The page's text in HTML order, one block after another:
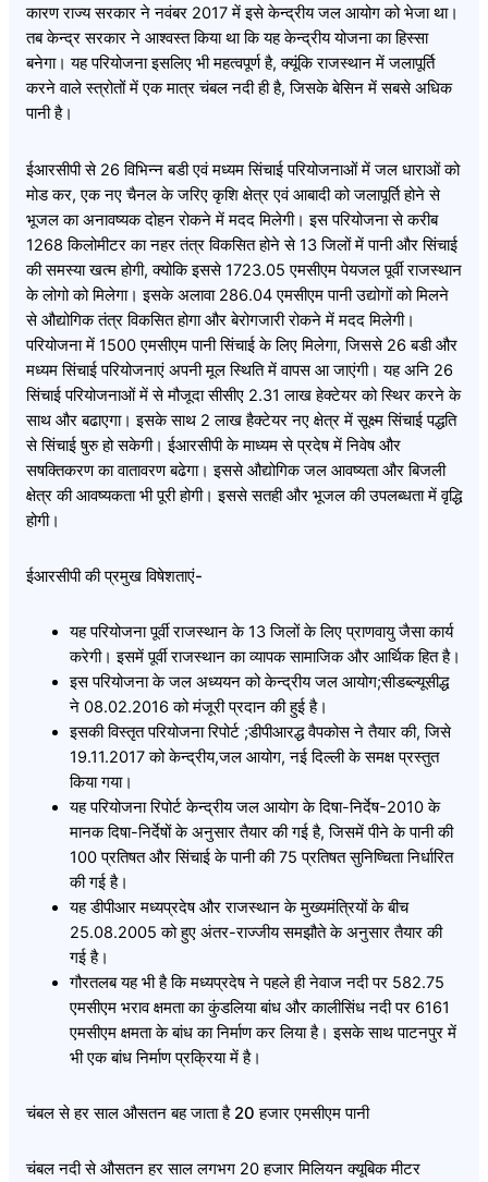
कारण राज्य सरकार ने नवंबर 2017 में इसे केन्द्रीय जल आयोग को भेजा था।
तब केन्द्र सरकार ने आश्वस्त किया था कि यह केन्द्रीय योजना का हिस्सा
बनेगा। यह परियोजना इसलिए भी महत्वपूर्ण है, क्यूंकि राजस्थान में जलापूर्ति
करने वाले स्त्रोतों में एक मात्र चंबल नदी ही है, जिसके बेसिन में सबसे अधिक
पानी है।
ईआरसीपी से 26 विभिन्न बडी एवं मध्यम सिंचाई परियोजनाओं में जल धाराओं को
मोड कर, एक नए चैनल के जरिए कृशि क्षेत्र एवं आबादी को जलापूर्ति होने से
भूजल का अनावष्यक दोहन रोकने में मदद मिलेगी। इस परियोजना से करीब
1268 किलोमीटर का नहर तंत्र विकसित होने से 13 जिलों में पानी और सिंचाई
की समस्या खत्म होगी, क्योकि इससे 1723.05 एमसीएम पेयजल पूर्वी राजस्थान
के लोगो को मिलेगा। इसके अलावा 286.04 एमसीएम पानी उद्योगों को मिलने
से औद्योगिक तंत्र विकसित होगा और बेरोगजारी रोकने में मदद मिलेगी।
परियोजना में 1500 एमसीएम पानी सिंचाई के लिए मिलेगा, जिससे 26 बडी और
मध्यम सिंचाई परियोजनाएं अपनी मूल स्थिति में वापस आ जाएंगी। यह अनि 26
सिंचाई परियोजनाओं में से मौजूदा सीसीए 2.31 लाख हेक्टेयर को स्थिर करने के
साथ और बढाएगा। इसके साथ 2 लाख हैक्टेयर नए क्षेत्र में सूक्ष्म सिंचाई पद्धति
से सिंचाई षुरु हो सकेगी। ईआरसीपी के माध्यम से प्रदेष में निवेष और
सषक्तिकरण का वातावरण बढेगा। इससे औद्योगिक जल आवष्यता और बिजली
क्षेत्र की आवष्यकता भी पूरी होगी। इससे सतही और भूजल की उपलब्धता में वृद्धि
होगी।
ईआरसीपी की प्रमुख विषेशताएं-
यह परियोजना पूर्वी राजस्थान के 13 जिलों के लिए प्राणवायु जैसा कार्य
करेगी। इसमें पूर्वी राजस्थान का व्यापक सामाजिक और आर्थिक हित है।
इस परियोजना के जल अध्ययन को केन्द्रीय जल आयोग;सीडब्ल्यूसीद्ध
ने 08.02.2016 को मंजूरी प्रदान की हुई है।
इसकी विस्तृत परियोजना रिपोर्ट ;डीपीआरद्ध वैपकोस ने तैयार की, जिसे
19.11.2017 को केन्द्रीय,जल आयोग, नई दिल्ली के समक्ष प्रस्तुत
किया गया।
यह परियोजना रिपोर्ट केन्द्रीय जल आयोग के दिषा-निर्देष-2010 के
मानक दिषा-निर्देषों के अनुसार तैयार की गई है, जिसमें पीने के पानी की
100 प्रतिषत और सिंचाई के पानी की 75 प्रतिषत सुनिष्चिता निर्धारित
की गई है।
यह डीपीआर मध्यप्रदेष और राजस्थान के मुख्यमंत्रियों के बीच
25.08.2005 को हुए अंतर-राज्जीय समझौते के अनुसार तैयार की
गई है।
गौरतलब यह भी है कि मध्यप्रदेष ने पहले ही नेवाज नदी पर 582.75
एमसीएम भराव क्षमता का कुंडलिया बांध और कालीसिंध नदी पर 6161
एमसीएम क्षमता के बांध का निर्माण कर लिया है। इसके साथ पाटनपुर में
भी एक बांध निर्माण प्रक्रिया में है।
चंबल से हर साल औसतन बह जाता है 20 हजार एमसीएम पानी
चंबल नदी से औसतन हर साल लगभग 20 हजार मिलियन क्यूबिक मीटर